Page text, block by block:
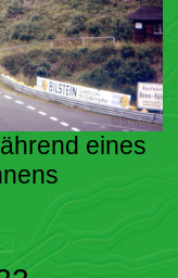
eines